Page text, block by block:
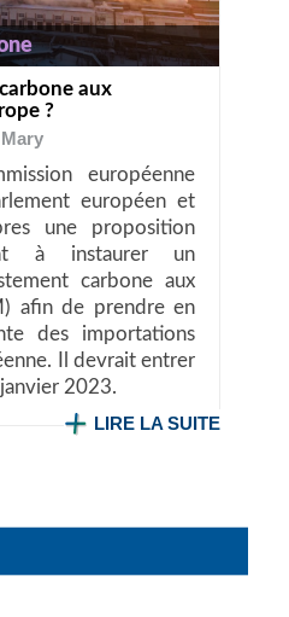
aux
?
Mary
européenne
européen et
une proposition
à instaurer un
carbone aux
afin de prendre en
des importations
Il devrait entrer
2023.
LIRE LA SUITE